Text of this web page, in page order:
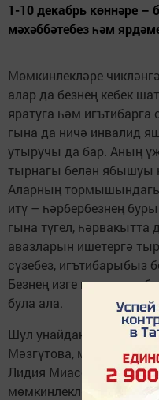
1-10 декабрь көннәре –
мәхәббәтебез һәм
Мөмкинлекләре
алар да безнең кебек
яратуга һәм
гына да ничә инвалид
утыручы да бар. Аның
тырнагы белән ябышуы
Аларның
итү – һәрбербезнең
гына түгел,
авазларын ишетергә
сүзебез, игътибарыбыз
Безнең изге
була ала.
Шул унайдан Татар
Мәзгүтова, мәдәният
Лидия Миассарова,
мөмкинлекләре